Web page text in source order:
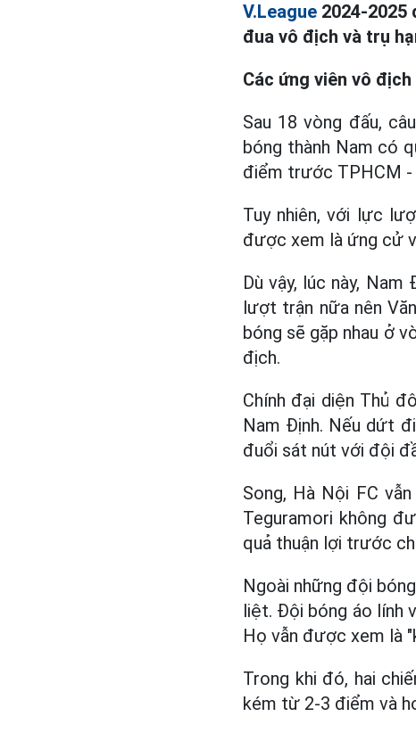
V.League 2024-2025
đua vô địch và trụ
Các ứng viên vô
Sau 18 vòng đấu,
bóng thành Nam có
điểm trước TPHCM -
Tuy nhiên, với lực
được xem là ứng cử
Dù vậy, lúc này,
lượt trận nữa nên
bóng sẽ gặp nhau ở
địch.
Chính đại diện Thủ
Nam Định. Nếu dứt
đuổi sát nút với đội
Song, Hà Nội FC
Teguramori không
quả thuận lợi trước
Ngoài những đội
liệt. Đội bóng áo lính
Họ vẫn được xem là
Trong khi đó, hai
kém từ 2-3 điểm và